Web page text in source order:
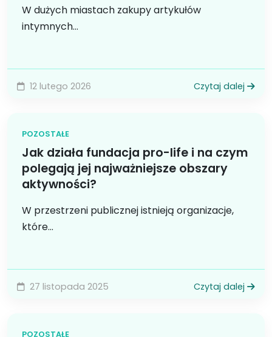
W dużych miastach zakupy artykułów
intymnych...
12 lutego 2026 Czytaj dalej
POZOSTAŁE
Jak działa fundacja pro-life i na czym
polegają jej najważniejsze obszary
aktywności?
W przestrzeni publicznej istnieją organizacje,
które...
27 listopada 2025 Czytaj dalej
POZOSTAŁE